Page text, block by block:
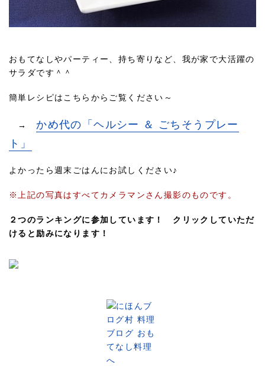
おもてなしやパーティー、持ち寄りなど、我が家で大活躍の
サラダです＾＾
簡単レシピはこちらからご覧ください～
→かめ代の「ヘルシー ＆ ごちそうプレー
ト」
よかったら週末ごはんにお試しください♪
※上記の写真はすべてカメラマンさん撮影のものです。
２つのランキングに参加しています！ クリックしていただ
けると励みになります！